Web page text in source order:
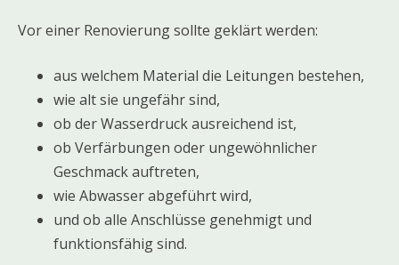
Vor einer Renovierung sollte geklärt werden:
aus welchem Material die Leitungen bestehen,
wie alt sie ungefähr sind,
ob der Wasserdruck ausreichend ist,
ob Verfärbungen oder ungewöhnlicher
Geschmack auftreten,
wie Abwasser abgeführt wird,
und ob alle Anschlüsse genehmigt und
funktionsfähig sind.